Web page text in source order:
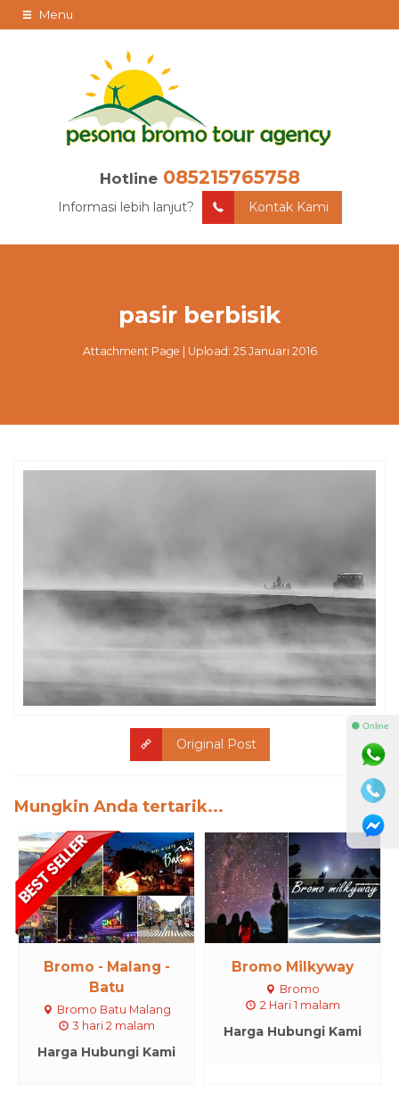
Menu
Hotline 085215765758
Informasi lebih lanjut? Kontak Kami
pasir berbisik
Attachment Page | Upload: 25 Januari 2016
Original Post
Mungkin Anda tertarik...
Bromo - Malang -
Batu
Bromo Batu Malang
3 hari 2 malam
Harga Hubungi Kami
Bromo Milkyway
Bromo
2 Hari 1 malam
Harga Hubungi Kami
⚫ Online